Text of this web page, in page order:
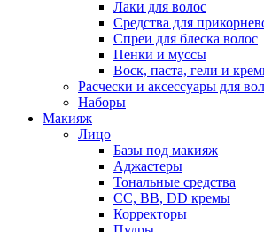
Лаки для волос
Средства для
Спреи для блеска волос
Пенки и муссы
Воск, паста, гели и
Расчески и аксессуары для
Наборы
Макияж
Лицо
Базы под макияж
Аджастеры
Тональные средства
CC, BB, DD кремы
Корректоры